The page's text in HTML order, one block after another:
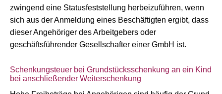
zwingend eine Statusfeststellung herbeizuführen, wenn
sich aus der Anmeldung eines Beschäftigten ergibt, dass
dieser Angehöriger des Arbeitgebers oder
geschäftsführender Gesellschafter einer GmbH ist.
Schenkungsteuer bei Grundstücksschenkung an ein Kind
bei anschließender Weiterschenkung